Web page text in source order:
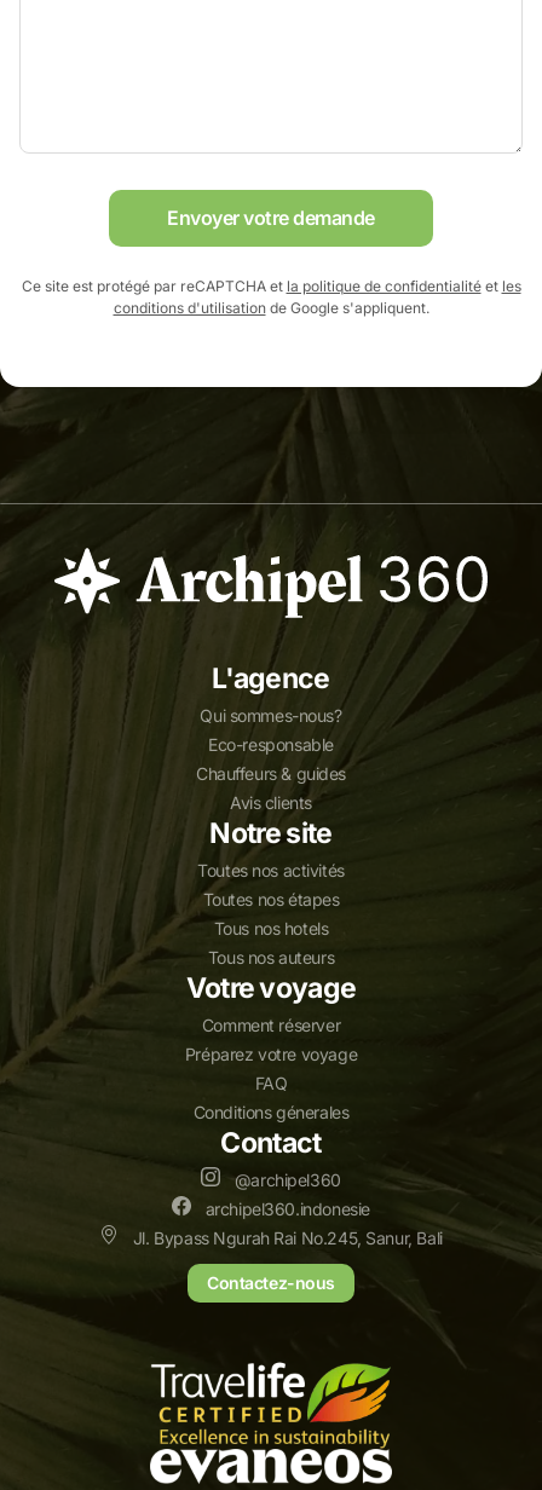
Envoyer votre demande
Ce site est protégé par reCAPTCHA et la politique de confidentialitéet les
conditions d'utilisationde Google s'appliquent.
L'agence
Qui sommes-nous?
Eco-responsable
Chauffeurs & guides
Avis clients
Notre site
Toutes nos activités
Toutes nos étapes
Tous nos hotels
Tous nos auteurs
Votre voyage
Comment réserver
Préparez votre voyage
FAQ
Conditions génerales
Contact
@archipel360
archipel360.indonesie
Jl. Bypass Ngurah Rai No.245, Sanur, Bali
Contactez-nous